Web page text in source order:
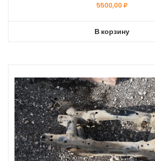
5500,00₽
В корзину